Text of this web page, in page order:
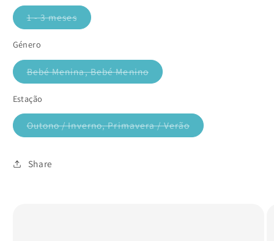
1 - 3 meses
Variante
Género
Bebé Menina, Bebé Menino
Estação
Outono / Inverno, Primavera / Verão
Share